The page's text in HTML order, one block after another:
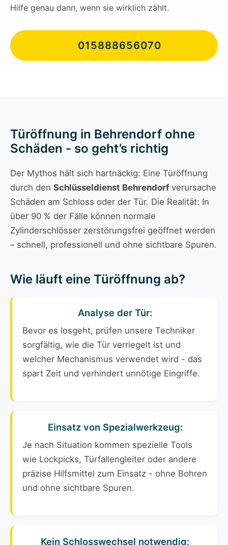
Hilfe genau dann, wenn sie wirklich zählt.
015888656070
Türöffnung in Behrendorf ohne
Schäden - so geht’s richtig
Der Mythos hält sich hartnäckig: Eine Türöffnung
durch den Schlüsseldienst Behrendorfverursache
Schäden am Schloss oder der Tür. Die Realität: In
über 90 % der Fälle können normale
Zylinderschlösser zerstörungsfrei geöffnet werden
– schnell, professionell und ohne sichtbare Spuren.
Wie läuft eine Türöffnung ab?
Analyse der Tür:
Bevor es losgeht, prüfen unsere Techniker
sorgfältig, wie die Tür verriegelt ist und
welcher Mechanismus verwendet wird - das
spart Zeit und verhindert unnötige Eingriffe.
Einsatz von Spezialwerkzeug:
Je nach Situation kommen spezielle Tools
wie Lockpicks, Türfallengleiter oder andere
präzise Hilfsmittel zum Einsatz - ohne Bohren
und ohne sichtbare Spuren.
Kein Schlosswechsel notwendig: